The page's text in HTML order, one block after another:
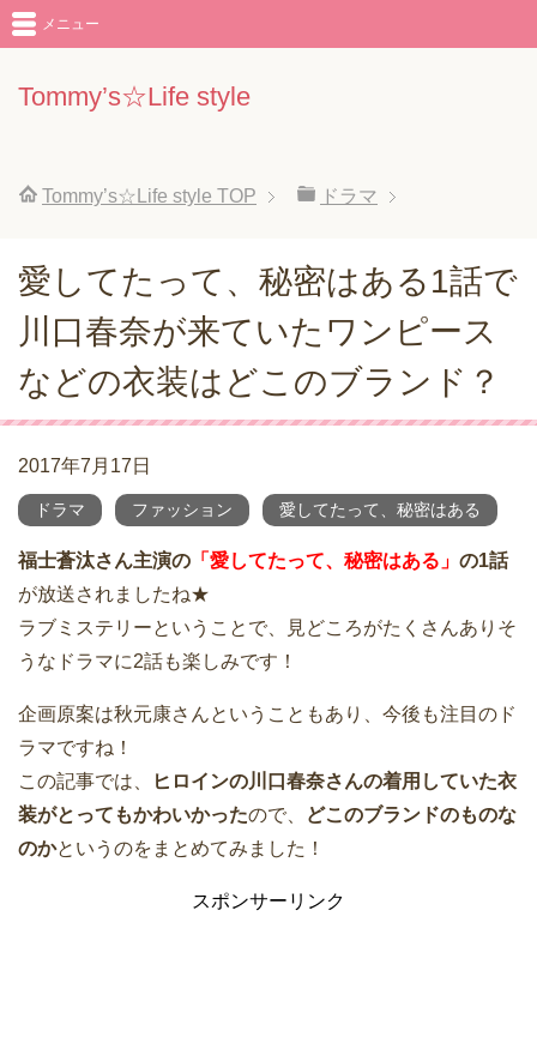
Tommy’s☆Life style
メニュー
Tommy’s☆Life style TOP ドラマ
愛してたって、秘密はある1話で
川口春奈が来ていたワンピース
などの衣装はどこのブランド？
2017年7月17日
ドラマ ファッション 愛してたって、秘密はある
福士蒼汰さん主演の 「愛してたって、秘密はある」 の1話
が放送されましたね★
ラブミステリーということで、見どころがたくさんありそ
うなドラマに2話も楽しみです！
企画原案は秋元康さんということもあり、今後も注目のド
ラマですね！
この記事では、
ヒロインの川口春奈さんの着用していた衣
装がとってもかわいかったので、
どこのブランドのものな
のかというのをまとめてみました！
スポンサーリンク